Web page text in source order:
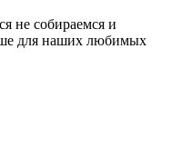
не собираемся и
для наших любимых